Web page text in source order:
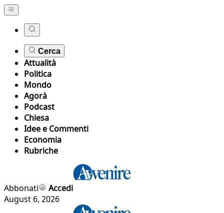
Cerca
Attualità
Politica
Mondo
Agorà
Podcast
Chiesa
Idee e Commenti
Economia
Rubriche
Abbonati
Accedi
August 6, 2026